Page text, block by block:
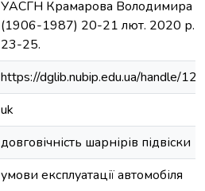
УАСГН Крамарова Володимира
(1906-1987) 20-21 лют. 2020 р. -
23-25.
https://dglib.nubip.edu.ua/handle/
uk
довговічність шарнірів підвіски
умови експлуатації автомобіля